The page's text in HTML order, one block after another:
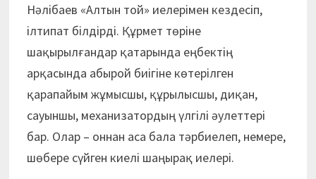
Нәлібаев «Алтын той» иелерімен кездесіп,
ілтипат білдірді. Құрмет төріне
шақырылғандар қатарында еңбектің
арқасында абырой биігіне көтерілген
қарапайым жұмысшы, құрылысшы, диқан,
сауыншы, механизатордың үлгілі әулеттері
бар. Олар – оннан аса бала тәрбиелеп, немере,
шөбере сүйген киелі шаңырақ иелері.